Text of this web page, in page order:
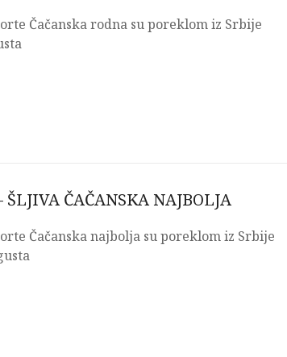
Čačanska rodna su poreklom iz Srbije
ŠLJIVA ČAČANSKA NAJBOLJA
Čačanska najbolja su poreklom iz Srbije